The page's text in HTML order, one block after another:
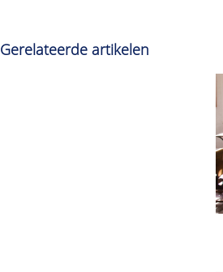
Gerelateerde artikelen